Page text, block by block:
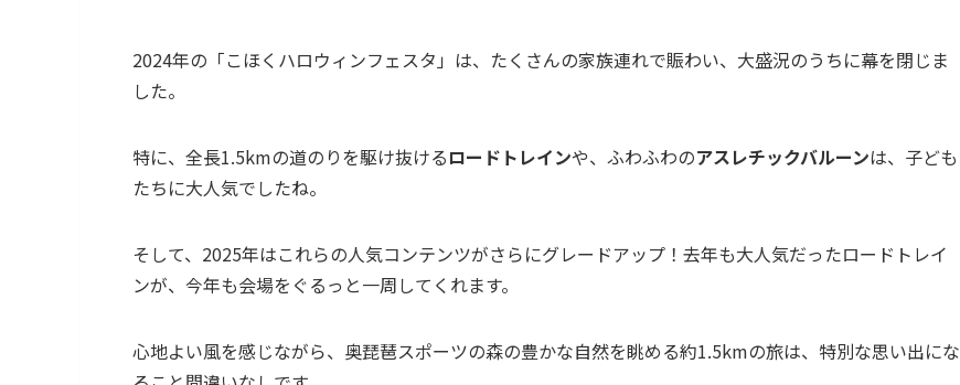
2024年の「こほくハロウィンフェスタ」は、たくさんの家族連れで賑わい、大盛況のうちに幕を閉じま
した。
特に、全長1.5kmの道のりを駆け抜けるロードトレインや、ふわふわのアスレチックバルーンは、子ども
たちに大人気でしたね。
そして、2025年はこれらの人気コンテンツがさらにグレードアップ！去年も大人気だったロードトレイ
ンが、今年も会場をぐるっと一周してくれます。
心地よい風を感じながら、奥琵琶スポーツの森の豊かな自然を眺める約1.5kmの旅は、特別な思い出にな